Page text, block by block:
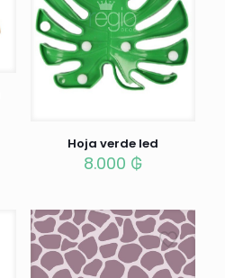
Hoja verde led
8.000 ₲